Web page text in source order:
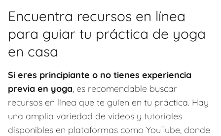
Encuentra recursos en línea
para guiar tu práctica de yoga
en casa
Si eres principiante o no tienes experiencia
previa en yoga, es recomendable buscar
recursos en línea que te guíen en tu práctica. Hay
una amplia variedad de videos y tutoriales
disponibles en plataformas como YouTube, donde